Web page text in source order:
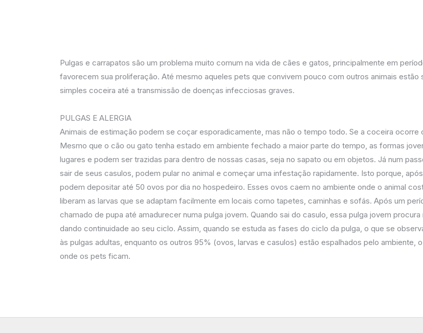
Pulgas e carrapatos são um problema muito comum na vida de cães e gatos, principalmente em
favorecem sua proliferação. Até mesmo aqueles pets que convivem pouco com outros animais
simples coceira até a transmissão de doenças infecciosas graves.
PULGAS E ALERGIA
Animais de estimação podem se coçar esporadicamente, mas não o tempo todo. Se a coceira
Mesmo que o cão ou gato tenha estado em ambiente fechado a maior parte do tempo, as formas
lugares e podem ser trazidas para dentro de nossas casas, seja no sapato ou em objetos. Já num
sair de seus casulos, podem pular no animal e começar uma infestação rapidamente. Isto porque,
podem depositar até 50 ovos por dia no hospedeiro. Esses ovos caem no ambiente onde o animal
liberam as larvas que se adaptam facilmente em locais como tapetes, caminhas e sofás. Após um
chamado de pupa até amadurecer numa pulga jovem. Quando sai do casulo, essa pulga jovem
dando continuidade ao seu ciclo. Assim, quando se estuda as fases do ciclo da pulga, o que se
às pulgas adultas, enquanto os outros 95% (ovos, larvas e casulos) estão espalhados pelo ambiente,
onde os pets ficam.